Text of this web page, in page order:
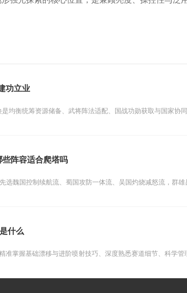
功立业
均衡统筹资源储备、武将阵法适配、国战功勋获取与国家协
阵容适合爬塔吗
选魏国控制续航流、蜀国攻防一体流、吴国灼烧减怒流，群
什么
准掌握基础漂移与进阶喷射技巧、深度熟悉赛道细节、科学管